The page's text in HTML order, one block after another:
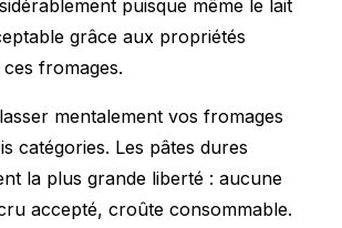
puisque même le lait
grâce aux propriétés
fromages.
mentalement vos fromages
catégories. Les pâtes dures
la plus grande liberté : aucune
accepté, croûte consommable.